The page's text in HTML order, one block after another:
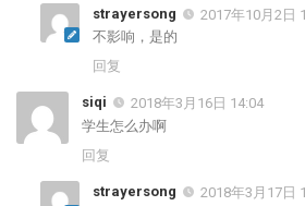
strayersong
2017年10月2日
不影响，是的
回复
siqi
2018年3月16日 14:04
学生怎么办啊
回复
strayersong
2018年3月17日